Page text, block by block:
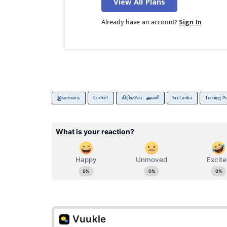
Already have an account?Sign In
இலங்கை Cricket கிரிக்கெட் அணி Sri Lanka Turning